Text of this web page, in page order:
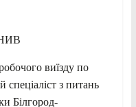
виїзду по
з питань
Білгород-